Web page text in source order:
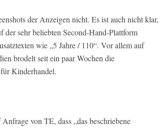
der Anzeigen nicht. Es ist auch nicht klar,
der sehr beliebten Second-Hand-Plattform
wie „5 Jahre / 110“. Vor allem auf
brodelt seit ein paar Wochen die
Kinderhandel.
von TE, dass „das beschriebene